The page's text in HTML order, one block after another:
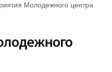
Молодежного центра